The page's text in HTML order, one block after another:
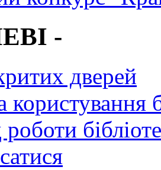
-
дверей
користування